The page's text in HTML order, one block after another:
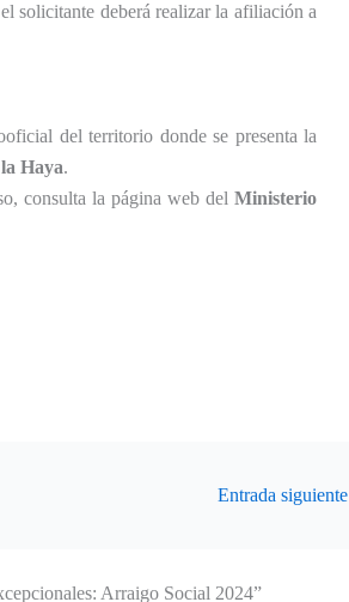
solicitante deberá realizar la afiliación a
del territorio donde se presenta la
Haya.
consulta la página web del Ministerio
Entrada siguiente
Arraigo Social 2024”